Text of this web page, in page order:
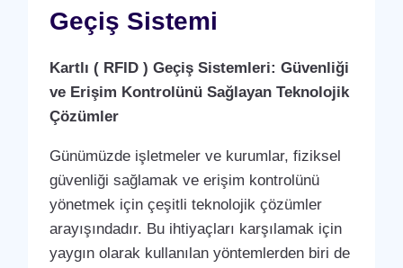
Geçiş Sistemi
Kartlı ( RFID ) Geçiş Sistemleri: Güvenliği
ve Erişim Kontrolünü Sağlayan Teknolojik
Çözümler
Günümüzde işletmeler ve kurumlar, fiziksel
güvenliği sağlamak ve erişim kontrolünü
yönetmek için çeşitli teknolojik çözümler
arayışındadır. Bu ihtiyaçları karşılamak için
yaygın olarak kullanılan yöntemlerden biri de